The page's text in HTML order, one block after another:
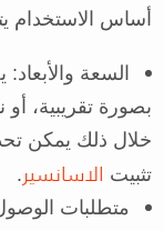
أساس الاستخدام
السعة
بصورة تقريبية، أو
خلال ذلك يمكن
تثبيت الاسانسير.
متطلبات